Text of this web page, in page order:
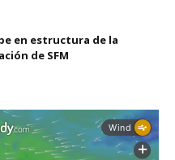
en estructura de la
de SFM